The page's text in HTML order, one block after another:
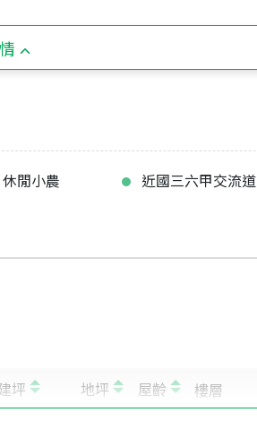
閒小農
近國三六甲交流道